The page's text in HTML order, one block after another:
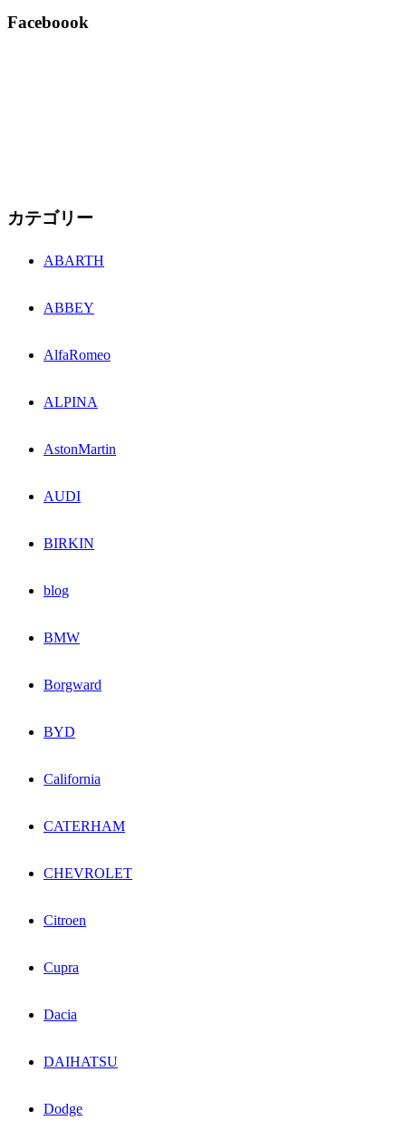
Faceboook
カテゴリー
ABARTH
ABBEY
AlfaRomeo
ALPINA
AstonMartin
AUDI
BIRKIN
blog
BMW
Borgward
BYD
California
CATERHAM
CHEVROLET
Citroen
Cupra
Dacia
DAIHATSU
Dodge